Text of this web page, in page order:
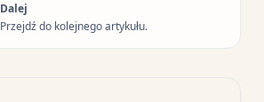
Dalej
Przejdź do kolejnego artykułu.